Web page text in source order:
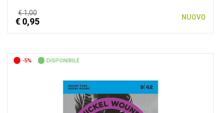
€ 1,00
€ 0,95 NUOVO
-5% DISPONIBILE